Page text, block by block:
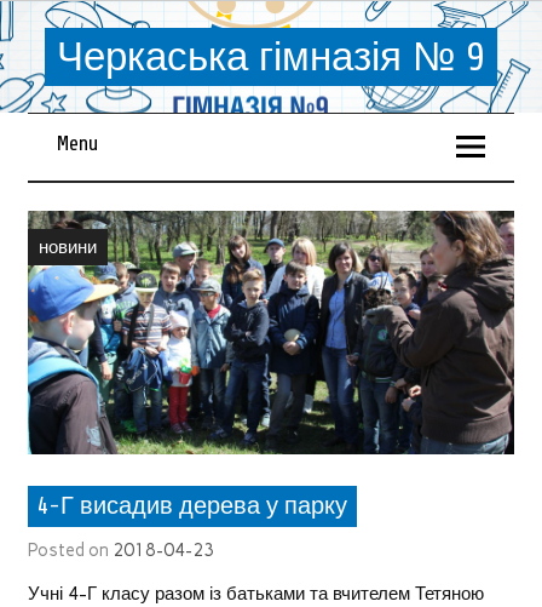
Черкаська гімназія № 9
Menu
новини
4-Г висадив дерева у парку
Posted on 2018-04-23
Учні 4-Г класу разом із батьками та вчителем Тетяною